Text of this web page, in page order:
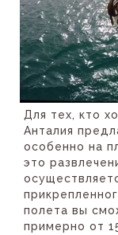
Для тех, кто
Анталия
особенно на
это
полета вы
примерно от